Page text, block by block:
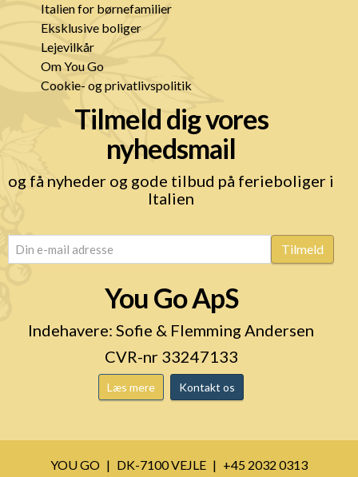
Italien for børnefamilier
Eksklusive boliger
Lejevilkår
Om You Go
Cookie- og privatlivspolitik
Tilmeld dig vores
nyhedsmail
og få nyheder og gode tilbud på ferieboliger i
Italien
email (Påkrævet) Tilmeld
You Go ApS
Indehavere: Sofie & Flemming Andersen
CVR-nr 33247133
Læs mere Kontakt os
YOU GO DK-7100 VEJLE
+45 2032 0313